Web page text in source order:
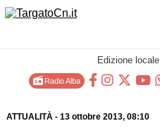
Edizione locale
Radio Alba
ATTUALITÀ- 13 ottobre 2013, 08:10